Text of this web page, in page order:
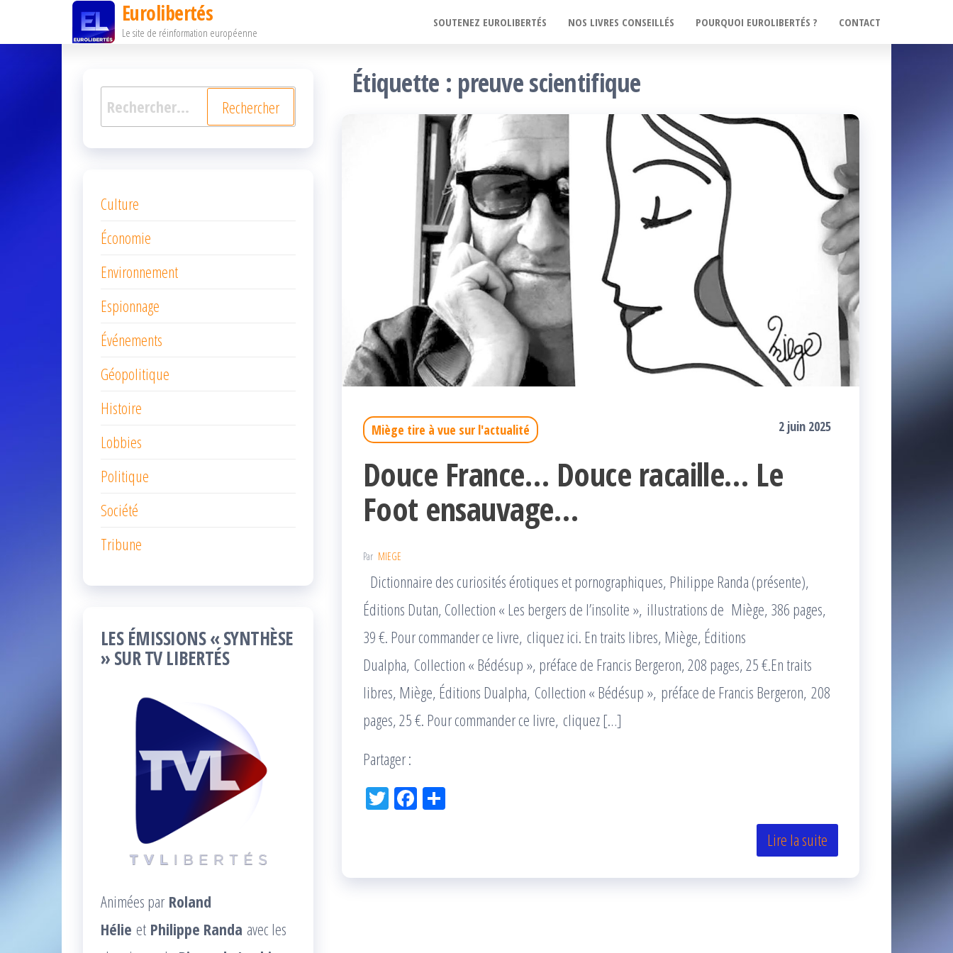
ce
Eurolibertés
Le site de réinformation européenne
SOUTENEZ EUROLIBERTÉS NOS LIVRES CONSEILLÉS POURQUOI EUROLIBERTÉS ? CONTACT
Étiquette : preuve scientifique
Miège tire à vue sur l'actualité 2 juin 2025
Douce France… Douce racaille… Le
Foot ensauvage…
Par MIEGE
Dictionnaire des curiosités érotiques et pornographiques, Philippe Randa (présente),
Éditions Dutan, Collection « Les bergers de l’insolite », illustrations de Miège, 386 pages,
39 €. Pour commander ce livre, cliquez ici. En traits libres, Miège, Éditions
Dualpha, Collection « Bédésup », préface de Francis Bergeron, 208 pages, 25 €.En traits
libres, Miège, Éditions Dualpha, Collection « Bédésup », préface de Francis Bergeron, 208
pages, 25 €. Pour commander ce livre, cliquez […]
Partager :
Tw Fac
Lire la suite
Rechercher :
Culture
Économie
Environnement
Espionnage
Événements
Géopolitique
Histoire
Lobbies
Politique
Société
Tribune
LES ÉMISSIONS « SYNTHÈSE
» SUR TV LIBERTÉS
Animées par Roland
Hélie et Philippe Randa avec les